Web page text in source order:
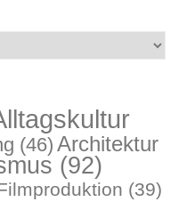
(46) Architektur
(92)
(39)